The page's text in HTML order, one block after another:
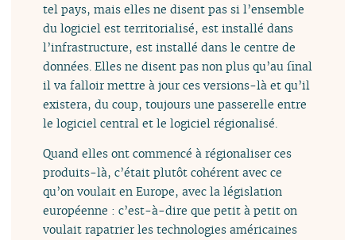
tel pays, mais elles ne disent pas si l’ensemble
du logiciel est territorialisé, est installé dans
l’infrastructure, est installé dans le centre de
données. Elles ne disent pas non plus qu’au final
il va falloir mettre à jour ces versions-là et qu’il
existera, du coup, toujours une passerelle entre
le logiciel central et le logiciel régionalisé.
Quand elles ont commencé à régionaliser ces
produits-là, c’était plutôt cohérent avec ce
qu’on voulait en Europe, avec la législation
européenne : c’est-à-dire que petit à petit on
voulait rapatrier les technologies américaines